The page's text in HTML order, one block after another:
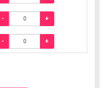
- +
- +